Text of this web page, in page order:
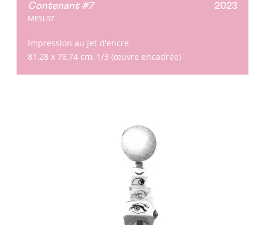
Contenant #7
2023
MESL07
Impression au jet d'encre
81,28 x 78,74 cm, 1/3 (œuvre encadrée)